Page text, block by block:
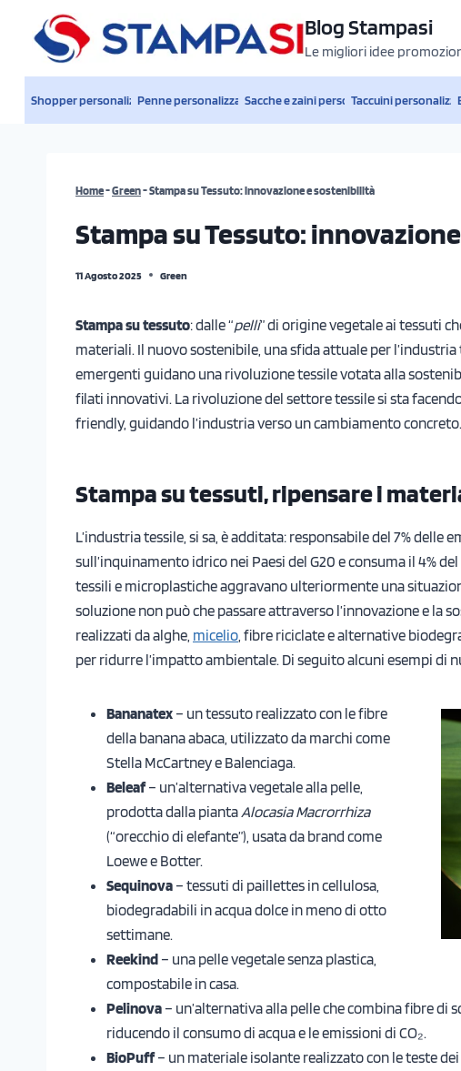
contenuto
Blog Stampasi
Le migliori idee
Shopper personalizzatePenne personalizzateSacche e zaini personalizzati
Taccuini
Home-Green-Stampa su Tessuto: innovazione e sostenibilità
Stampa su Tessuto:
11 Agosto 2025 Green
Stampa su tessuto: dalle “pelli” di origine vegetale ai tessuti
materiali. Il nuovo sostenibile, una sfida attuale per
emergenti guidano una rivoluzione tessile votata alla
filati innovativi. La rivoluzione del settore tessile si sta
friendly, guidando l’industria verso un cambiamento
Stampa su tessuti, ripensare i
L’industria tessile, si sa, è additata: responsabile del 7% delle
sull’inquinamento idrico nei Paesi del G20 e consuma il 4%
tessili e microplastiche aggravano ulteriormente una
soluzione non può che passare attraverso l’innovazione e la
realizzati da alghe, micelio , fibre riciclate e alternative
per ridurre l’impatto ambientale. Di seguito alcuni esempi di
Bananatex – un tessuto realizzato con le fibre
della banana abaca, utilizzato da marchi come
Stella McCartney e Balenciaga.
Beleaf– un’alternativa vegetale alla pelle,
prodotta dalla pianta Alocasia Macrorrhiza
(“orecchio di elefante”), usata da brand come
Loewe e Botter.
Sequinova – tessuti di paillettes in cellulosa,
biodegradabili in acqua dolce in meno di otto
settimane.
Reekind – una pelle vegetale senza plastica,
compostabile in casa.
Pelinova – un’alternativa alla pelle che combina fibre di
riducendo il consumo di acqua e le emissioni di CO₂.
BioPuff– un materiale isolante realizzato con le teste